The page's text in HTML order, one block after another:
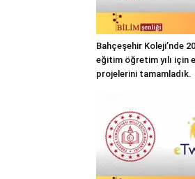
Bahçeşehir Koleji’nde
eğitim öğretim yılı için
projelerini tamamladık.